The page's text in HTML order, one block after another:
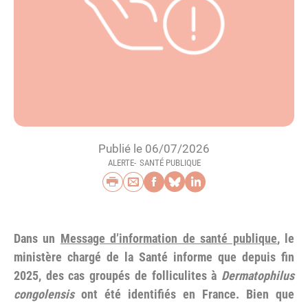
Publié le 06/07/2026
ALERTE SANTÉ PUBLIQUE
Imprimer
Envoyer par e-mail
Partager sur
Partager sur
Partager sur
Dans un Message d’information de santé publique, le
ministère chargé de la Santé informe que depuis fin
2025, des cas groupés de folliculites à Dermatophilus
congolensisont été identifiés en France. Bien que